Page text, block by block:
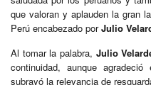
que valoran y aplauden la gran
Perú encabezado porJulio
Al tomar la palabra, Julio
continuidad, aunque
subrayó la relevancia de